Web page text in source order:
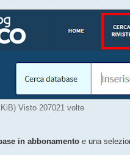
Visto 207021 volte
in abbonamento e una